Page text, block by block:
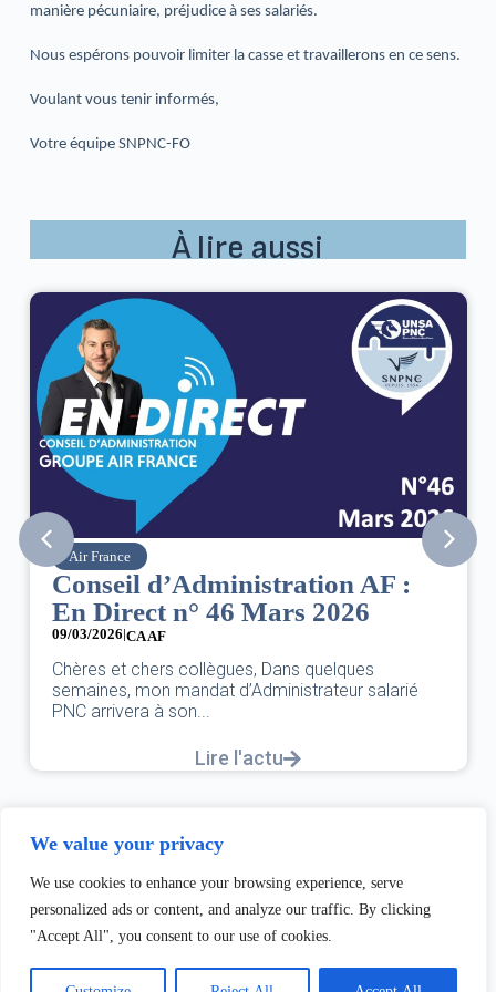
We value your privacy
We use cookies to enhance your browsing experience, serve
personalized ads or content, and analyze our traffic. By clicking
"Accept All", you consent to our use of cookies.
manière pécuniaire, préjudice à ses salariés.
Nous espérons pouvoir limiter la casse et travaillerons en ce sens.
Voulant vous tenir informés,
Votre équipe SNPNC-FO
À lire aussi
AF :
2026
quelques
salarié
8 mars : journée
des droits des femmes
DANS L’AÉRIEN COMME
UNE FÊTE,C’EST UNE JOURNÉE